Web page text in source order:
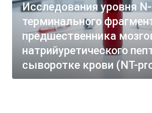
Исследования уровня N-
терминального
предшественника
натрийуретического
сыворотке крови (NT-